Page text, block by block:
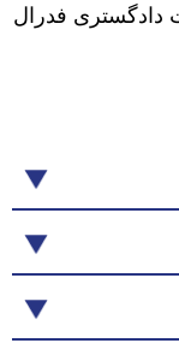
دادگستری فدرال